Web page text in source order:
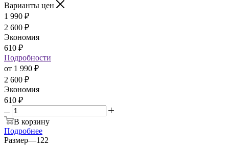
Варианты цен
1 990 ₽
2 600 ₽
Экономия
610 ₽
Подробности
от 1 990 ₽
2 600 ₽
Экономия
610 ₽
В корзину
Подробнее
Размер—122